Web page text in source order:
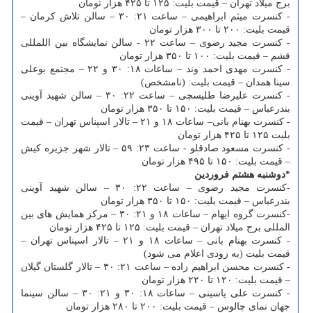
برج میلاد تهران – قیمت بلیت: ۱۲۵ تا ۴۲۵ هزار تومان
- کنسرت میثم ابراهیمی – ساعت ۲۱: ۳۰ – سالن تلاش کرمان –
قیمت بلیت: ۲۰۰ تا ۳۰۰ هزار تومان
- کنسرت مجید رضوی – ساعت ۲۲ - سالن نمایشگاه بین اللمللی
قشم – قیمت بلیت: ۱۰۰ تا ۳۵۰ هزار تومان
- کنسرت مهدی احمد وند – ساعات ۱۸: ۳۰ و ۲۲ – مجتمع بوعلی
سینا همدان – قیمت بلیت: (نامشخص)
- کنسرت علیرضا طلیسچی – ساعت ۲۲: ۳۰ – سالن شهید آوینی
بندرعباس – قیمت بلیت: ۱۵۰ تا ۳۵۰ هزار تومان
- کنسرت بهنام بانی– ساعات ۱۸ و ۲۱ – تالار اسپناس تهران – قیمت
بلیت ۱۲۵ تا ۴۲۵ هزار تومان
- کنسرت مسعود صادقلو - ساعت ۲۳: ۵۹ – تالار شهر جزیره کیش
– قیمت بلیت: ۱۵۰ تا ۴۹۵ هزار تومان
*دوشنبه هشتم فروردین
-کنسرت مجید رضوی – ساعت ۲۲: ۳۰ – سالن شهید آوینی
بندرعباس – قیمت بلیت: ۱۵۰ تا ۳۵۰ هزار تومان
-کنسرت گروه ایهام – ساعات ۱۸ و ۲۱: ۳۰ – مرکز همایش های بین
المللی برج میلاد تهران – قیمت بلیت: ۱۲۵ تا ۴۲۵ هزار تومان
- کنسرت بهنام بانی – ساعات ۱۸ و ۲۱ – تالار اسپناس تهران –
قیمت بلیت (به زودی اعلام می شود)
- کنسرت محسن ابراهیم زاده – ساعت ۲۱: ۳۰ – تالار گلستان گیلان
– قیمت بلیت: ۱۲۰ تا ۲۲۰ هزار تومان
- کنسرت علی یاسینی – ساعات ۱۸: ۳۰ و ۲۱: ۳۰ – سالن سینما
جهان نمای چالوس – قیمت بلیت: ۲۰۰ تا ۲۸۰ هزار تومان